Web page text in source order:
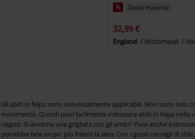
% Quasi esaurito
32,99 €
England Motörhead
Gli abiti in felpa sono universalmente applicabili. Non sono solo
movimento. Quindi puoi facilmente indossare abiti in felpa nella
negozi. Si avvicina una grigliata con gli amici? Puoi anche
potrebbe fare un po' più fresco la sera. Con i giusti consigli di